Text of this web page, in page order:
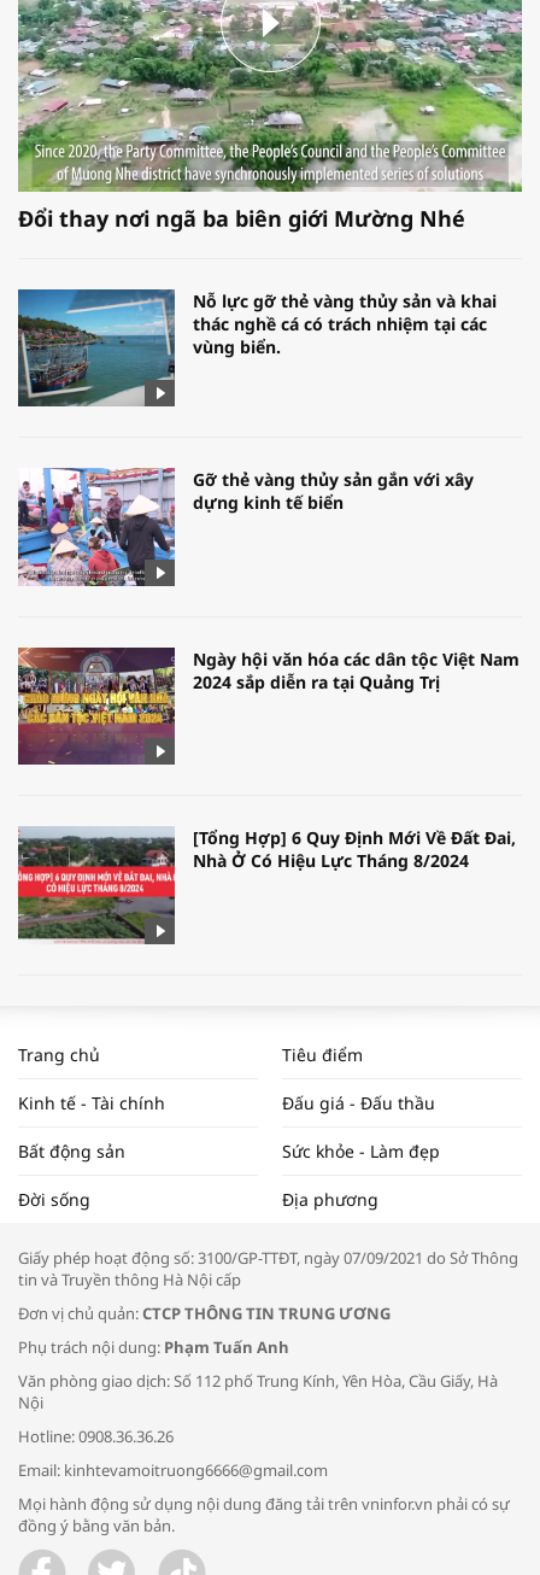
Đổi thay nơi ngã ba biên giới Mường Nhé
Nỗ lực gỡ thẻ vàng thủy sản và khai
thác nghề cá có trách nhiệm tại các
vùng biển.
Gỡ thẻ vàng thủy sản gắn với xây
dựng kinh tế biển
Ngày hội văn hóa các dân tộc Việt Nam
2024 sắp diễn ra tại Quảng Trị
[Tổng Hợp] 6 Quy Định Mới Về Đất Đai,
Nhà Ở Có Hiệu Lực Tháng 8/2024
NAM NĂM 2024 VÀ NĂM 2025 | NHỊP
ĐẬP THỊ TRƯỜNG #62
Tọa đàm “Xúc tiến thương mại: Khơi
Bác sĩ tư vấn cách phòng tránh bệnh
đường hô hấp trong thời tiết giao mùa
Trao yêu thương cho em
Trang chủ Tiêu điểm
Kinh tế - Tài chính Đấu giá - Đấu thầu
Bất động sản Sức khỏe - Làm đẹp
Đời sống Địa phương
Giấy phép hoạt động số: 3100/GP-TTĐT, ngày 07/09/2021 do Sở Thông
tin và Truyền thông Hà Nội cấp
Đơn vị chủ quản:CTCP THÔNG TIN TRUNG ƯƠNG
Phụ trách nội dung: Phạm Tuấn Anh
Văn phòng giao dịch: Số 112 phố Trung Kính, Yên Hòa, Cầu Giấy, Hà
Nội
Hotline: 0908.36.36.26
Email: kinhtevamoitruong6666@gmail.com
Mọi hành động sử dụng nội dung đăng tải trên vninfor.vn phải có sự
đồng ý bằng văn bản.